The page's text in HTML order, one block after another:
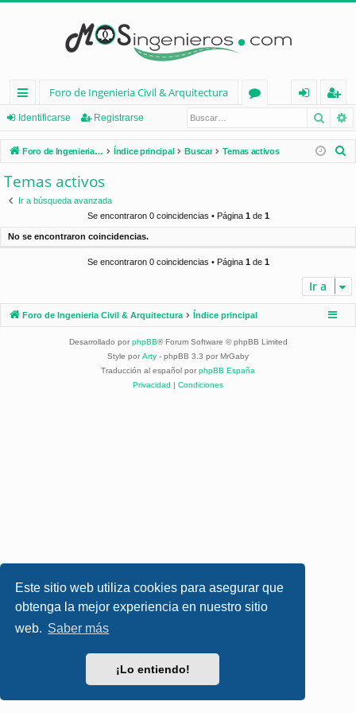
Este sitio web utiliza cookies para asegurar que
obtenga la mejor experiencia en nuestro sitio
web. Saber más
¡Lo entiendo!
nl
ac
es
rá
d
Foro de Ingenieria Civil & Arquitectura
os
nt
ifi
eg
ist
ra
Identificarse Registrarse
Foro de Ingenieria Civil & Arquitectura Índice principal Buscar Temas activos
Temas activos
Ir a búsqueda avanzada
Se encontraron 0 coincidencias • Página 1de 1
No se encontraron coincidencias.
Se encontraron 0 coincidencias • Página 1de 1
Ir a
Foro de Ingenieria Civil & Arquitectura Índice principal
Desarrollado por phpBB® Forum Software © phpBB Limited
Style por Arty - phpBB 3.3 por MrGaby
Traducción al español por phpBB España
Privacidad | Condiciones